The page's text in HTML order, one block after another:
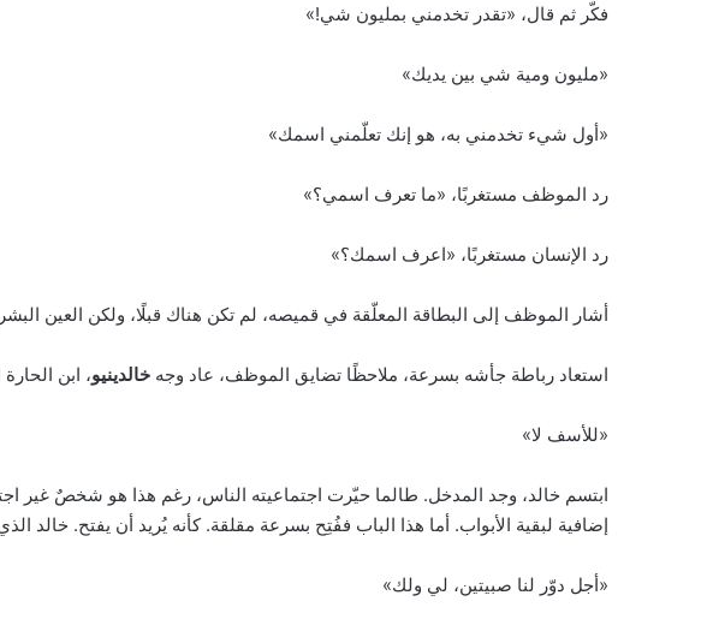
فكّر ثم قال، «تقدر تخدمني بمليون شي!»
«مليون ومية شي بين يديك»
«أول شيء تخدمني به، هو إنك تعلّمني اسمك»
رد الموظف مستغربًا، «ما تعرف اسمي؟»
رد الإنسان مستغربًا، «اعرف اسمك؟»
أشار الموظف إلى البطاقة المعلّقة في قميصه، لم تكن هناك قبلًا، ولكن العين
استعاد رباطة جأشه بسرعة، ملاحظًا تضايق الموظف، عاد وجه خالدينيو، ابن
«للأسف لا»
ابتسم خالد، وجد المدخل. طالما حيّرت اجتماعيته الناس، رغم هذا هو شخصٌ غير
إضافية لبقية الأبواب. أما هذا الباب ففُتِح بسرعة مقلقة. كأنه يُريد أن يفتح. خالد
«أجل دوّر لنا صبيتين، لي ولك»